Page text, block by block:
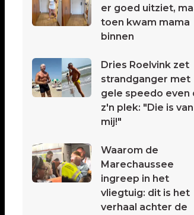
er goed uitziet,
toen kwam mama
binnen
Dries Roelvink zet
strandganger met
gele speedo even
z'n plek: "Die is van
mij!"
Waarom de
Marechaussee
ingreep in het
vliegtuig: dit is het
verhaal achter de